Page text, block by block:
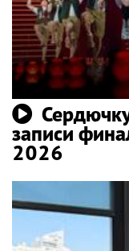
записи
2026